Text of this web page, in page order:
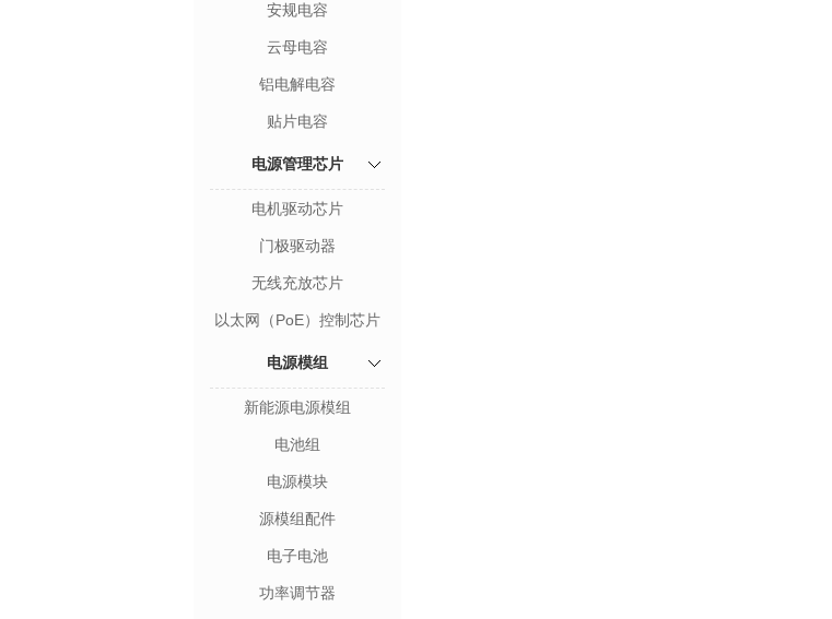
安规电容
云母电容
铝电解电容
贴片电容
电源管理芯片
电机驱动芯片
门极驱动器
无线充放芯片
以太网（PoE）控制芯片
电源模组
新能源电源模组
电池组
电源模块
源模组配件
电子电池
功率调节器